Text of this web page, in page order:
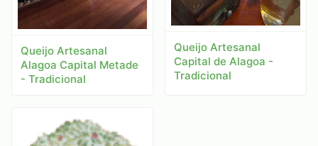
Queijo Artesanal
Alagoa Capital Metade
- Tradicional
Queijo Artesanal
Capital de Alagoa -
Tradicional